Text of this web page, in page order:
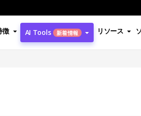
徴 AI Tools 新着情報 リソース